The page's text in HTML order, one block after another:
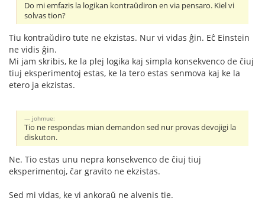
Do mi emfazis la logikan kontraŭdiron en via pensaro. Kiel vi
solvas tion?
Tiu kontraŭdiro tute ne ekzistas. Nur vi vidas ĝin. Eĉ Einstein
ne vidis ĝin.
Mi jam skribis, ke la plej logika kaj simpla konsekvenco de ĉiuj
tiuj eksperimentoj estas, ke la tero estas senmova kaj ke la
etero ja ekzistas.
johmue:
Tio ne respondas mian demandon sed nur provas devojigi la
diskuton.
Ne. Tio estas unu nepra konsekvenco de ĉiuj tiuj
eksperimentoj, ĉar gravito ne ekzistas.
Sed mi vidas, ke vi ankoraŭ ne alvenis tie.